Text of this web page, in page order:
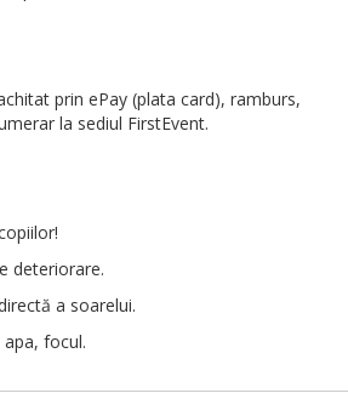
prin ePay (plata card), ramburs,
la sediul FirstEvent.
deteriorare.
a soarelui.
focul.